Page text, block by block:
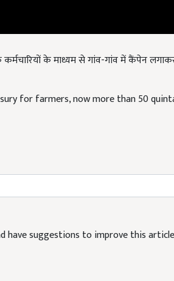
have suggestions to improve this article?